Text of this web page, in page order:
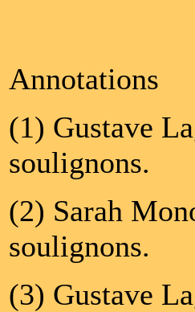
Annotations
(1) Gustave
soulignons.
(2) Sarah
soulignons.
(3) Gustave